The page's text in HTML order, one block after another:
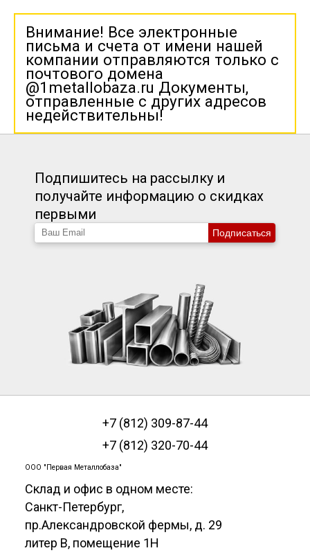
Внимание! Все электронные
письма и счета от имени нашей
компании отправляются только с
почтового домена
@1metallobaza.ru Документы,
отправленные с других адресов
недействительны!
Подпишитесь на рассылку и
получайте информацию о скидках
первыми
Подписаться
+7 (812) 309-87-44
+7 (812) 320-70-44
ООО "Первая Металлобаза"
Склад и офис в одном месте:
Санкт-Петербург,
пр.Александровской фермы, д. 29
литер В, помещение 1Н